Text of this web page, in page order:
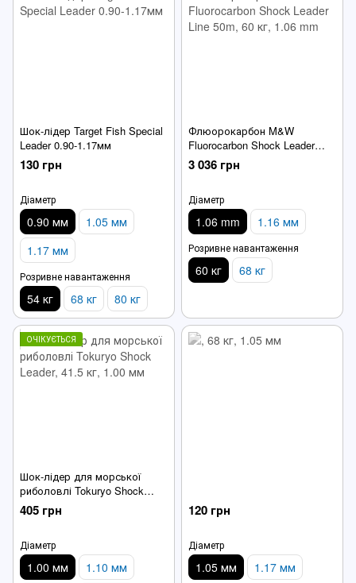
Шок-лідер Target Fish Special
Leader 0.90-1.17мм
130 грн
Діаметр
0.90 мм
1.05 мм
1.17 мм
Розривне навантаження
54 кг 68 кг 80 кг
Флюорокарбон M&W
Fluorocarbon Shock Leader
Line 50m
3 036 грн
Діаметр
1.06 mm 1.16 мм
Розривне навантаження
60 кг 68 кг
ОЧІКУЄТЬСЯ
Шок-лідер для морської
риболовлі Tokuryo Shock
Leader
405 грн
Діаметр
1.00 мм
1.10 мм
120 грн
Діаметр
1.05 мм 1.17 мм